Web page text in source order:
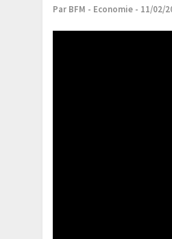
Par BFM - Economie - 11/02/